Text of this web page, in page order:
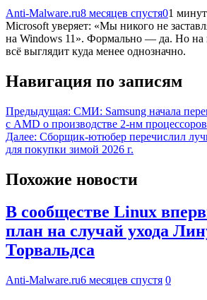
Anti-Malware.ru8 месяцев спустя01
Microsoft уверяет: «Мы никого не
на Windows 11». Формально — да. Но на
всё выглядит куда менее однозначно.
Навигация по записям
Предыдущая: СМИ: Samsung начала
с AMD о производстве 2-нм процессоров
Далее: Сборщик-ютюбер перечислил
для покупки зимой 2026 г.
Похожие новости
В сообществе Linux
план на случай ухода
Торвальдса
Anti-Malware.ru6 месяцев спустя 0